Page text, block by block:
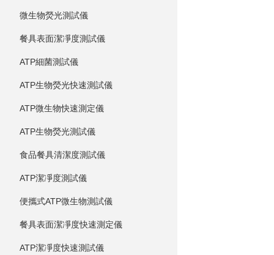
微生物熒光測試儀
餐具表面潔凈度測試儀
ATP細菌測試儀
ATP生物熒光快速測試儀
ATP微生物快速測定儀
ATP生物熒光測試儀
食品餐具清潔度測試儀
ATP潔凈度測試儀
便攜式ATP微生物測試儀
餐具表面潔凈度快速測定儀
ATP潔凈度快速測試儀